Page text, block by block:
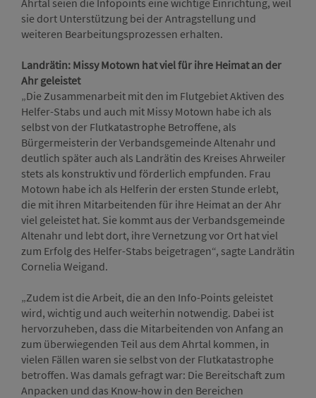
Ahrtal seien die Infopoints eine wichtige Einrichtung, weil
sie dort Unterstützung bei der Antragstellung und
weiteren Bearbeitungsprozessen erhalten.
Landrätin: Missy Motown hat viel für ihre Heimat an der
Ahr geleistet
„Die Zusammenarbeit mit den im Flutgebiet Aktiven des
Helfer-Stabs und auch mit Missy Motown habe ich als
selbst von der Flutkatastrophe Betroffene, als
Bürgermeisterin der Verbandsgemeinde Altenahr und
deutlich später auch als Landrätin des Kreises Ahrweiler
stets als konstruktiv und förderlich empfunden. Frau
Motown habe ich als Helferin der ersten Stunde erlebt,
die mit ihren Mitarbeitenden für ihre Heimat an der Ahr
viel geleistet hat. Sie kommt aus der Verbandsgemeinde
Altenahr und lebt dort, ihre Vernetzung vor Ort hat viel
zum Erfolg des Helfer-Stabs beigetragen“, sagte Landrätin
Cornelia Weigand.
„Zudem ist die Arbeit, die an den Info-Points geleistet
wird, wichtig und auch weiterhin notwendig. Dabei ist
hervorzuheben, dass die Mitarbeitenden von Anfang an
zum überwiegenden Teil aus dem Ahrtal kommen, in
vielen Fällen waren sie selbst von der Flutkatastrophe
betroffen. Was damals gefragt war: Die Bereitschaft zum
Anpacken und das Know-how in den Bereichen